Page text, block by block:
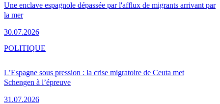
Une enclave espagnole dépassée par l'afflux de migrants arrivant par
la mer
30.07.2026
L’Espagne sous pression : la crise migratoire de Ceuta met
Schengen à l’épreuve
31.07.2026
POLITIQUE